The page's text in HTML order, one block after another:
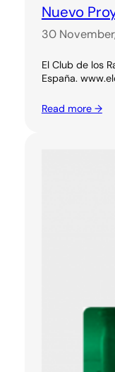
Nuevo
30
El Club de los
España.
Read more →